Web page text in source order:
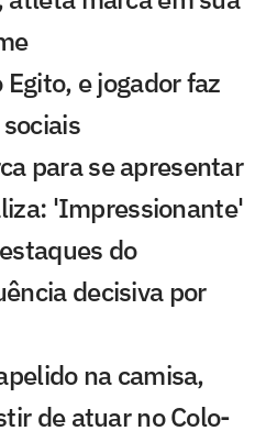
e jogador faz
para se apresentar
'Impressionante'
do
decisiva por
na camisa,
de atuar no Colo-